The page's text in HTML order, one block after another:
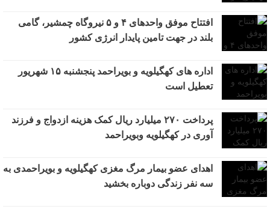
افتتاح موفق واحدهای ۴ و ۵ نیروگاه چمشیر، گامی
بلند در جهت تامین پایدار انرژی کشور
اداره های کهگیلویه و بویراحمد پنجشنبه ۱۵ شهریور
تعطیل است
پرداخت ۲۷۰ میلیارد ریال کمک هزینه ازدواج و فرزند
آوری در کهگیلویه وبویراحمد
اهدای عضو بیمار مرگ مغزی کهگیلویه و بویراحمدی به
سه نفر زندگی دوباره بخشید